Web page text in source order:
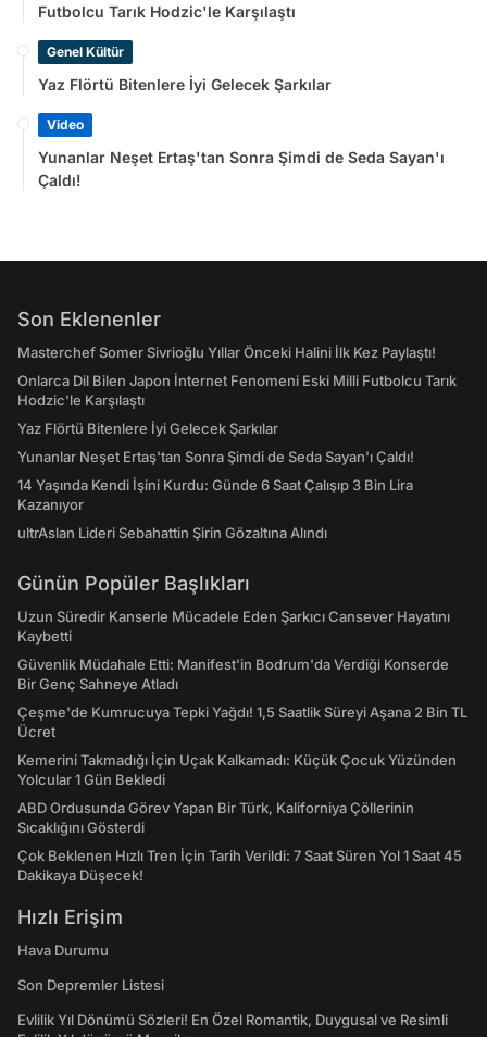
Futbolcu Tarık Hodzic'le Karşılaştı
Genel Kültür
Yaz Flörtü Bitenlere İyi Gelecek Şarkılar
Video
Yunanlar Neşet Ertaş'tan Sonra Şimdi de Seda Sayan'ı
Çaldı!
Son Eklenenler
Masterchef Somer Sivrioğlu Yıllar Önceki Halini İlk Kez Paylaştı!
Onlarca Dil Bilen Japon İnternet Fenomeni Eski Milli Futbolcu Tarık
Hodzic'le Karşılaştı
Yaz Flörtü Bitenlere İyi Gelecek Şarkılar
Yunanlar Neşet Ertaş'tan Sonra Şimdi de Seda Sayan'ı Çaldı!
14 Yaşında Kendi İşini Kurdu: Günde 6 Saat Çalışıp 3 Bin Lira
Kazanıyor
ultrAslan Lideri Sebahattin Şirin Gözaltına Alındı
Günün Popüler Başlıkları
Uzun Süredir Kanserle Mücadele Eden Şarkıcı Cansever Hayatını
Kaybetti
Güvenlik Müdahale Etti: Manifest'in Bodrum'da Verdiği Konserde
Bir Genç Sahneye Atladı
Çeşme'de Kumrucuya Tepki Yağdı! 1,5 Saatlik Süreyi Aşana 2 Bin TL
Ücret
Kemerini Takmadığı İçin Uçak Kalkamadı: Küçük Çocuk Yüzünden
Yolcular 1 Gün Bekledi
ABD Ordusunda Görev Yapan Bir Türk, Kaliforniya Çöllerinin
Sıcaklığını Gösterdi
Çok Beklenen Hızlı Tren İçin Tarih Verildi: 7 Saat Süren Yol 1 Saat 45
Dakikaya Düşecek!
Hızlı Erişim
Hava Durumu
Son Depremler Listesi
Evlilik Yıl Dönümü Sözleri! En Özel Romantik, Duygusal ve Resimli